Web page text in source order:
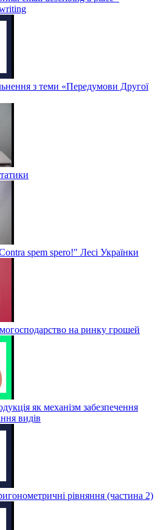
з теми «Передумови Другої
spem spero!" Лесі Українки
на ринку грошей
як механізм забезпечення
видів
рівняння (частина 2)